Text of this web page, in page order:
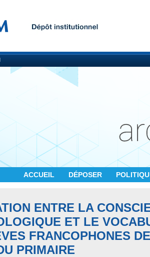
ACCUEIL DÉPOSER
ENTRE LA
ET LE
FRANCOPHONES
PRIMAIRE